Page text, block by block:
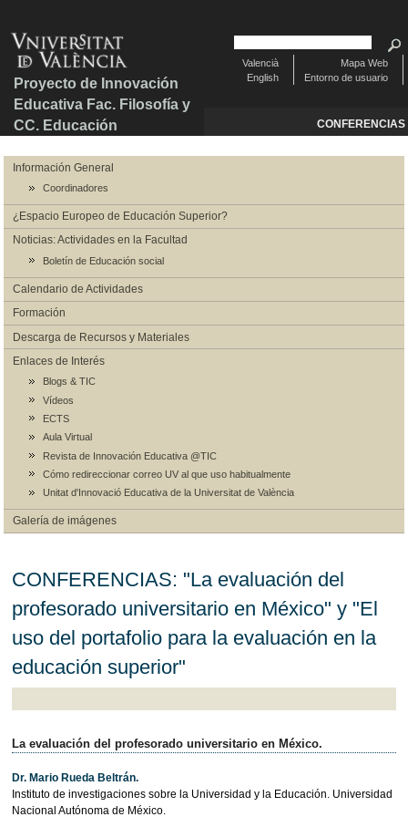
Proyecto de Innovación
Educativa Fac. Filosofía y
CC. Educación
Mapa Web
Entorno de usuario
Valencià
English
CONFERENCIAS
Información General
Coordinadores
¿Espacio Europeo de Educación Superior?
Noticias: Actividades en la Facultad
Boletín de Educación social
Calendario de Actividades
Formación
Descarga de Recursos y Materiales
Enlaces de Interés
Blogs & TIC
Vídeos
ECTS
Aula Virtual
Revista de Innovación Educativa @TIC
Cómo redireccionar correo UV al que uso habitualmente
Unitat d'Innovació Educativa de la Universitat de València
Galería de imágenes
CONFERENCIAS: "La evaluación del
profesorado universitario en México" y "El
uso del portafolio para la evaluación en la
educación superior"
La evaluación del profesorado universitario en México.
Dr. Mario Rueda Beltrán.
Instituto de investigaciones sobre la Universidad y la Educación. Universidad
Nacional Autónoma de México.